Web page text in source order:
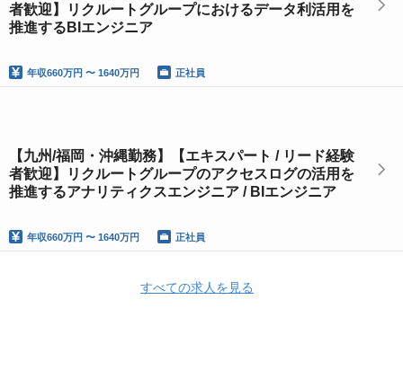
者歓迎】リクルートグループにおけるデータ利活用を
推進するBIエンジニア
年収660万円 〜 1640万円 正社員
【九州/福岡・沖縄勤務】【エキスパート / リード経験
者歓迎】リクルートグループのアクセスログの活用を
推進するアナリティクスエンジニア / BIエンジニア
年収660万円 〜 1640万円 正社員
すべての求人を見る